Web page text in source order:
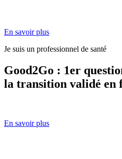
En savoir plus
Je suis un professionnel de santé
Good2Go : 1er
la transition validé en
En savoir plus